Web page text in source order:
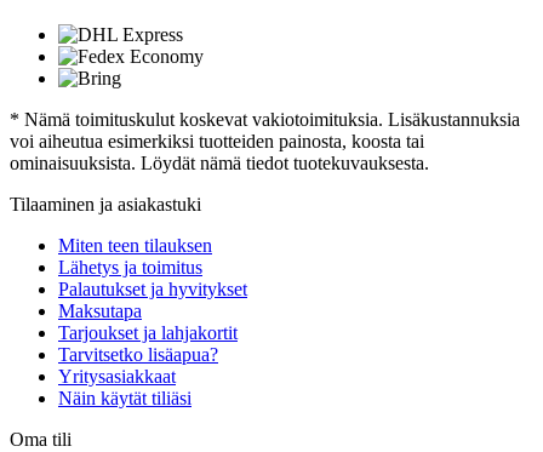
* Nämä toimituskulut koskevat vakiotoimituksia. Lisäkustannuksia
voi aiheutua esimerkiksi tuotteiden painosta, koosta tai
ominaisuuksista. Löydät nämä tiedot tuotekuvauksesta.
Tilaaminen ja asiakastuki
Miten teen tilauksen
Lähetys ja toimitus
Palautukset ja hyvitykset
Maksutapa
Tarjoukset ja lahjakortit
Tarvitsetko lisäapua?
Yritysasiakkaat
Näin käytät tiliäsi
Oma tili